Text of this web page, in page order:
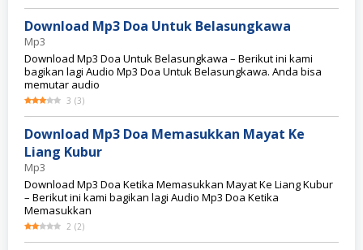
Download Mp3 Doa Untuk Belasungkawa
Mp3
Download Mp3 Doa Untuk Belasungkawa – Berikut ini kami
bagikan lagi Audio Mp3 Doa Untuk Belasungkawa. Anda bisa
memutar audio
3 (3)
Download Mp3 Doa Memasukkan Mayat Ke
Liang Kubur
Mp3
Download Mp3 Doa Ketika Memasukkan Mayat Ke Liang Kubur
– Berikut ini kami bagikan lagi Audio Mp3 Doa Ketika
Memasukkan
2 (2)